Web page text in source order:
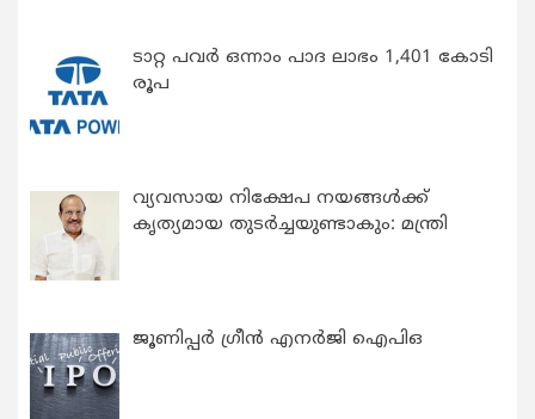
ടാറ്റ പവർ ഒന്നാം പാദ ലാഭം 1,401 കോടി
രൂപ
വ്യവസായ നിക്ഷേപ നയങ്ങള്‍ക്ക്
കൃത്യമായ തുടര്‍ച്ചയുണ്ടാകും: മന്ത്രി
ജൂണിപ്പർ ഗ്രീൻ എനർജി ഐപിഒ